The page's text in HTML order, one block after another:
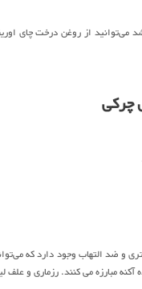
از روغن درخت چای
چرکی
و ضد التهاب وجود دارد که
مبارزه می کنند. رزماری و علف